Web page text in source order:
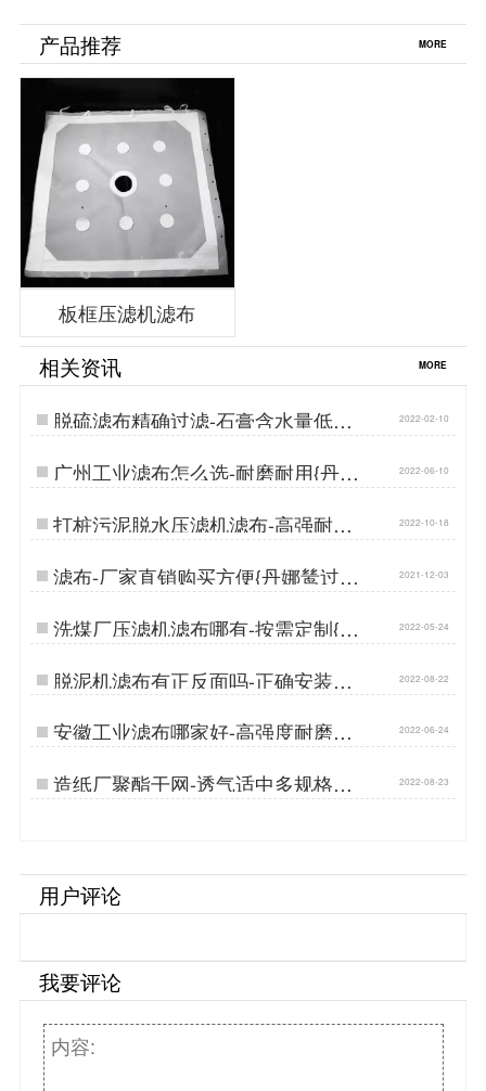
产品推荐 MORE
板框压滤机滤布
相关资讯 MORE
脱硫滤布精确过滤-石膏含水量低于
10%{丹娜鸶过滤}…
2022-02-10
广州工业滤布怎么选-耐磨耐用{丹娜
鸶过滤}…
2022-06-10
打桩污泥脱水压滤机滤布-高强耐磨
寿命长…
2022-10-18
滤布-厂家直销购买方便{丹娜鸶过滤}
…
2021-12-03
洗煤厂压滤机滤布哪有-按需定制{丹
娜鸶过滤}…
2022-05-24
脱泥机滤布有正反面吗-正确安装寿
命长[丹娜鸶]…
2022-08-22
安徽工业滤布哪家好-高强度耐磨损
选这个[丹娜鸶]…
2022-06-24
造纸厂聚酯干网-透气适中多规格可
定制[丹娜鸶]…
2022-08-23
用户评论
我要评论